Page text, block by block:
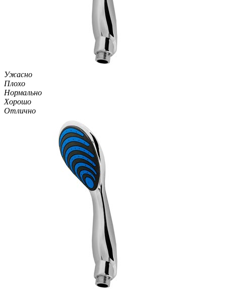
Ужасно
Плохо
Нормально
Хорошо
Отлично